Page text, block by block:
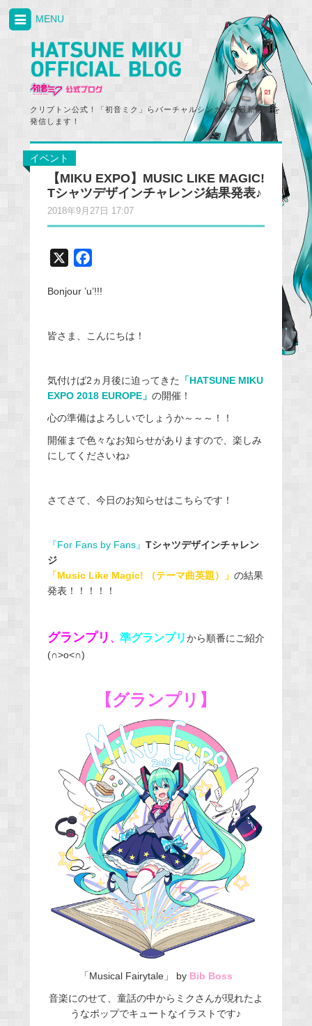
クリプトン公式！「初音ミク」らバーチャルシンガーの最新情報を
発信します！
MENU
イベント
【MIKU EXPO】MUSIC LIKE MAGIC!
Tシャツデザインチャレンジ結果発表♪
2018年9月27日 17:07
c
k
Bonjour ’u’!!!
皆さま、こんにちは！
気付けば2ヵ月後に迫ってきた 「HATSUNE MIKU
EXPO 2018 EUROPE」 の開催！
心の準備はよろしいでしょうか～～～！！
開催まで色々なお知らせがありますので、楽しみ
にしてくださいね♪
さてさて、今日のお知らせはこちらです！
『For Fans by Fans』 Tシャツデザインチャレン
ジ
「Music Like Magic! （テーマ曲英題）」 の結果
発表！！！！！
グランプリ 、 準グランプリから順番にご紹介
(∩˃o˂∩)
【グランプリ】
「Musical Fairytale」 byBib Boss
音楽にのせて、童話の中からミクさんが現れたよ
うなポップでキュートなイラストです♪